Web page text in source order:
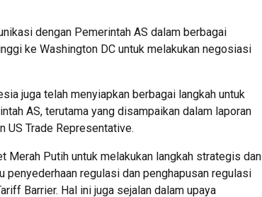
dengan Pemerintah AS dalam berbagai
ke Washington DC untuk melakukan negosiasi
juga telah menyiapkan berbagai langkah untuk
AS, terutama yang disampaikan dalam laporan
US Trade Representative.
Putih untuk melakukan langkah strategis dan
regulasi dan penghapusan regulasi
Barrier. Hal ini juga sejalan dalam upaya